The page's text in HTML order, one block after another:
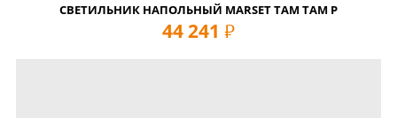
СВЕТИЛЬНИК НАПОЛЬНЫЙ MARSET TAM TAM P
44 241 руб